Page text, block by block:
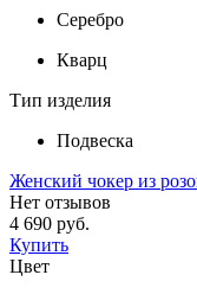
Серебро
Кварц
Тип изделия
Подвеска
Женский чокер из
Нет отзывов
4 690 руб.
Купить
Цвет